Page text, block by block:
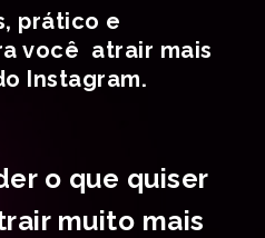
prático e
você atrair mais
Instagram.
o que quiser
muito mais